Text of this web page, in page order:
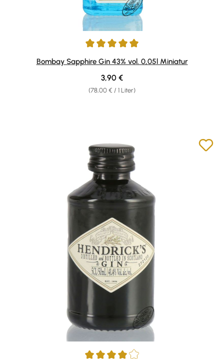
Durchschnittliche Bewertung von 5 von 5 Sternen
Bombay Sapphire Gin 43% vol. 0,05l Miniatur
(78,00 € / 1 Liter)
Regulärer Preis:
3,90 €